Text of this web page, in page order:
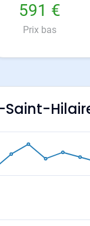
591 €
Prix bas
Saint-